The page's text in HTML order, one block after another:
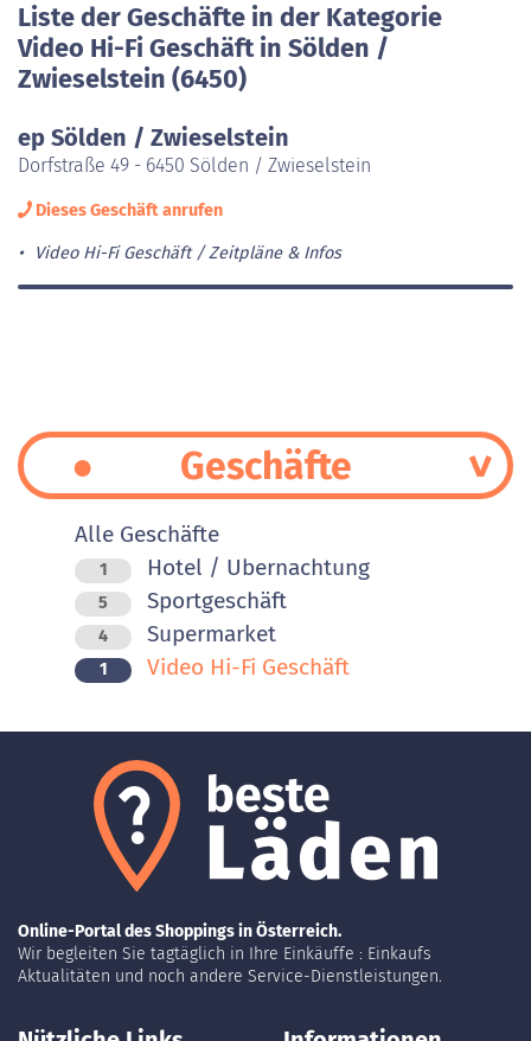
Liste der Geschäfte in der Kategorie
Video Hi-Fi Geschäft in Sölden /
Zwieselstein (6450)
ep Sölden / Zwieselstein
Dorfstraße 49 - 6450 Sölden / Zwieselstein
Dieses Geschäft anrufen
Video Hi-Fi Geschäft Zeitpläne & Infos
Geschäfte
Alle Geschäfte
1 Hotel / Ubernachtung
5 Sportgeschäft
4 Supermarket
1 Video Hi-Fi Geschäft
Online-Portal des Shoppings in Österreich.
Wir begleiten Sie tagtäglich in Ihre Einkäuffe : Einkaufs
Aktualitäten und noch andere Service-Dienstleistungen.